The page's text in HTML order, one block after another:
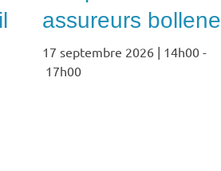
assureurs bollene
17 septembre 2026 | 14h00 -
17h00